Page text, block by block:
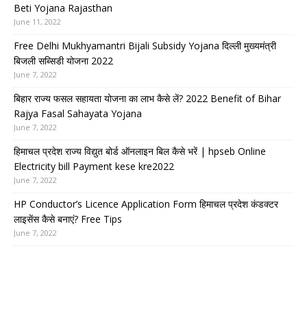
Beti Yojana Rajasthan
June 11, 2022
Free Delhi Mukhyamantri Bijali Subsidy Yojana दिल्ली मुख्यमंत्री
बिजली सब्सिडी योजना 2022
June 7, 2022
बिहार राज्य फसल सहायता योजना का लाभ कैसे लें? 2022 Benefit of Bihar
Rajya Fasal Sahayata Yojana
June 7, 2022
हिमाचल प्रदेश राज्य विद्युत बोर्ड ऑनलाइन बिल कैसे भरें | hpseb Online
Electricity bill Payment kese kre2022
June 7, 2022
HP Conductor’s Licence Application Form हिमाचल प्रदेश कंडक्टर
लाइसेंस कैसे बनाएं? Free Tips
June 7, 2022